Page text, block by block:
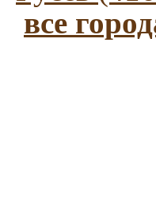
все